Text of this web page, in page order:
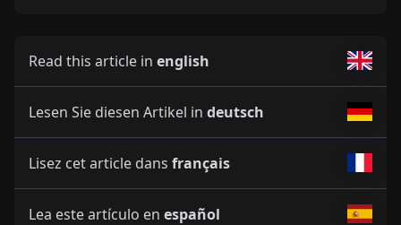
Read this article in english
Lesen Sie diesen Artikel in deutsch
Lisez cet article dans français
Lea este artículo en español